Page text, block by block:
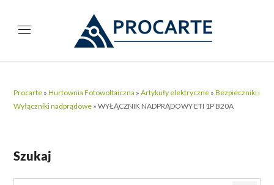
Procarte »Hurtownia Fotowoltaiczna »Artykuły elektryczne »Bezpieczniki i
Wyłączniki nadprądowe »WYŁĄCZNIK NADPRĄDOWY ETI 1P B20A
Szukaj